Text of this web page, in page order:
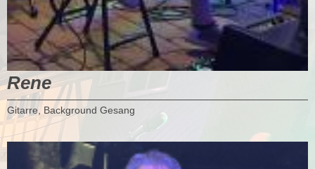
Rene
Gitarre, Background Gesang